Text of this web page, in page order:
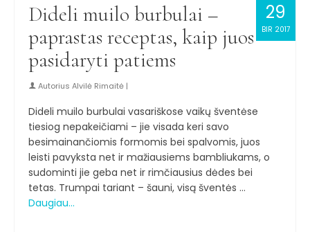
29
BIR 2017
Dideli muilo burbulai –
paprastas receptas, kaip juos
pasidaryti patiems
Autorius Alvilė Rimaitė |
Dideli muilo burbulai vasariškose vaikų šventėse
tiesiog nepakeičiami – jie visada keri savo
besimainančiomis formomis bei spalvomis, juos
leisti pavyksta net ir mažiausiems bambliukams, o
sudominti jie geba net ir rimčiausius dėdes bei
tetas. Trumpai tariant – šauni, visą šventės …
Daugiau…